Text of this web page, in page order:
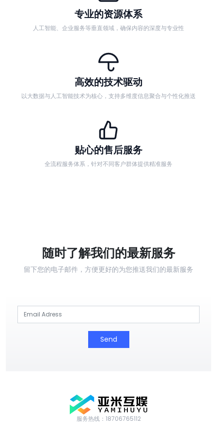
专业的资源体系
人工智能、企业服务等垂直领域，确保内容的深度与专业性
高效的技术驱动
以大数据与人工智能技术为核心，支持多维度信息聚合与个性化推送
贴心的售后服务
全流程服务体系，针对不同客户群体提供精准服务
随时了解我们的最新服务
留下您的电子邮件，方便更好的为您推送我们的最新服务
Send
服务热线：18706765112